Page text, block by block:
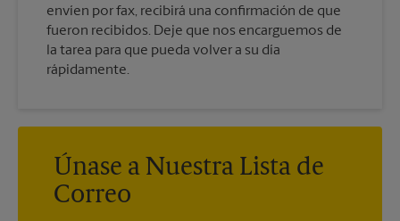
envíen por fax, recibirá una confirmación de que
fueron recibidos. Deje que nos encarguemos de
la tarea para que pueda volver a su día
rápidamente.
Únase a Nuestra Lista de
Correo